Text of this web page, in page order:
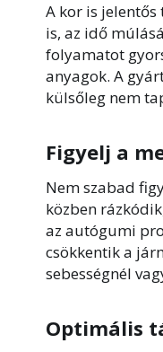
A kor is
is, az idő
folyamatot
anyagok. A
külsőleg nem
Figyelj a
Nem szabad
közben
az autógumi
csökkentik a
sebességnél
Optimális